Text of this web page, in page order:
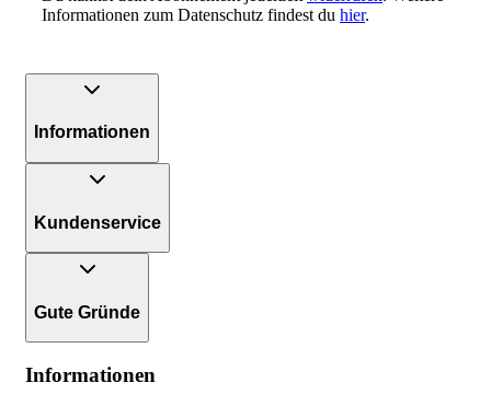
Informationen zum Datenschutz findest du hier.
Informationen
Kundenservice
Gute Gründe
Informationen